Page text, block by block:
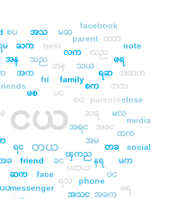
ငယ
တယ
ရင
ဖစ ပင
ၾကည
friend
ၿပ
အရင
ခ ခင
fri family
ပတယ
အက
စက
ဆရ
အမ
face
ဆက
ဘန သယ
phone
ရသ
messenger
အန
parents
သည
နရ
ရဆ
အခင
ပပ
လက လည
အခက
အသင
တခ
ႀက best
ဝင
parent
ဖရ
ဘသ
မလ
တတ
ထက
မက
မရ
အသ
အႀက
close
note
စပ မဆ
facebook
media
social